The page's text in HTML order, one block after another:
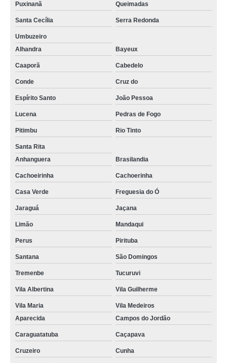
Puxinanã Queimadas
Santa Cecília Serra Redonda
Umbuzeiro
Alhandra
Bayeux
Caaporã Cabedelo
Conde Cruz do
Espírito Santo João Pessoa
Lucena Pedras de Fogo
Pitimbu Rio Tinto
Santa Rita
Anhanguera
Brasilandia
Cachoeirinha Cachoerinha
Casa Verde Freguesia do Ó
Jaraguá Jaçana
Limão Mandaqui
Perus Pirituba
Santana São Domingos
Tremenbe Tucuruvi
Vila Albertina Vila Guilherme
Vila Maria
Vila Medeiros
Aparecida
Campos do Jordão
Caraguatatuba Caçapava
Cruzeiro Cunha